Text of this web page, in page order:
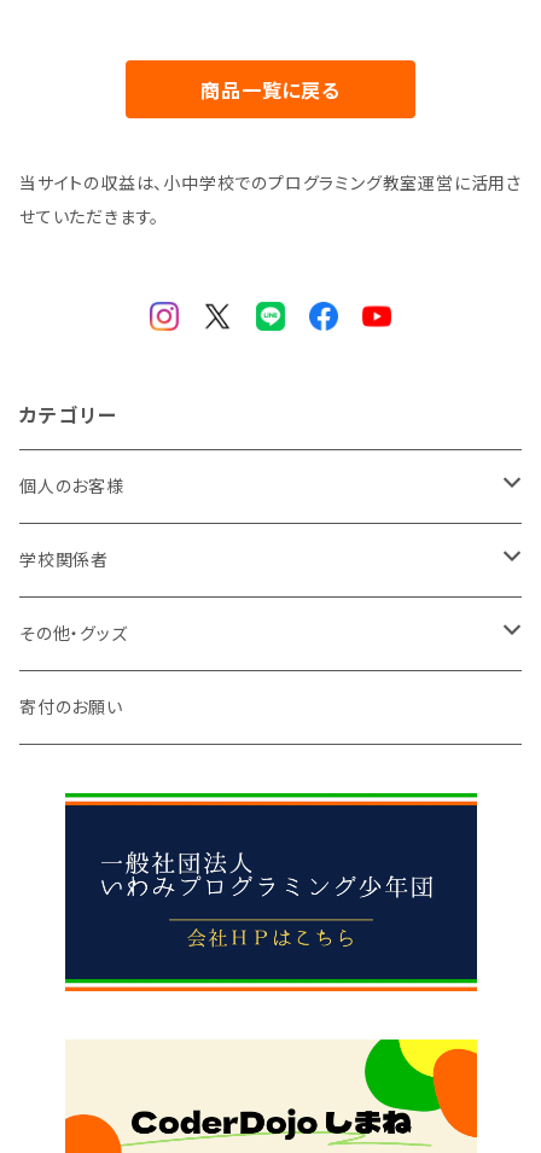
商品一覧に戻る
当サイトの収益は、小中学校でのプログラミング教室運営に活用さ
せていただきます。
カテゴリー
個人のお客様
小学生
中学生
学校関係者
小学校
中学校
その他・グッズ
アパレル
寄付のお願い